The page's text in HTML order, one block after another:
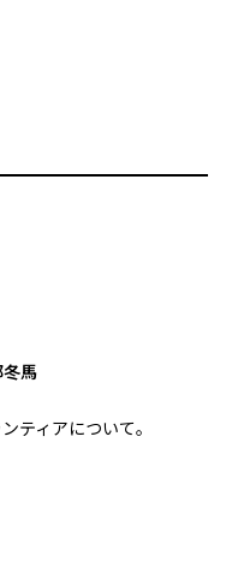
冬馬
ティアについて。